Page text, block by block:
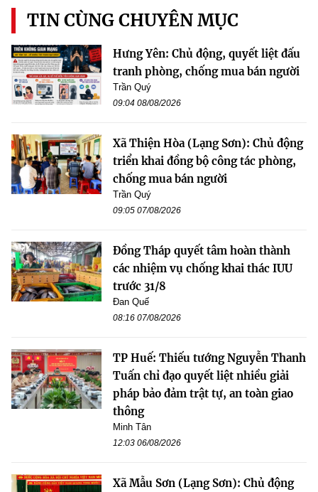
TIN CÙNG CHUYÊN MỤC
Hưng Yên: Chủ động, quyết liệt đấu
tranh phòng, chống mua bán người
Trần Quý
09:04 08/08/2026
Xã Thiện Hòa (Lạng Sơn): Chủ động
triển khai đồng bộ công tác phòng,
chống mua bán người
Trần Quý
09:05 07/08/2026
Đồng Tháp quyết tâm hoàn thành
các nhiệm vụ chống khai thác IUU
trước 31/8
Đan Quế
08:16 07/08/2026
TP Huế: Thiếu tướng Nguyễn Thanh
Tuấn chỉ đạo quyết liệt nhiều giải
pháp bảo đảm trật tự, an toàn giao
thông
Minh Tân
12:03 06/08/2026
Xã Mẫu Sơn (Lạng Sơn): Chủ động